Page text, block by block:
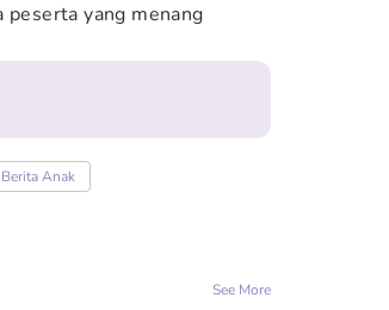
peserta yang menang
Berita Anak
See More